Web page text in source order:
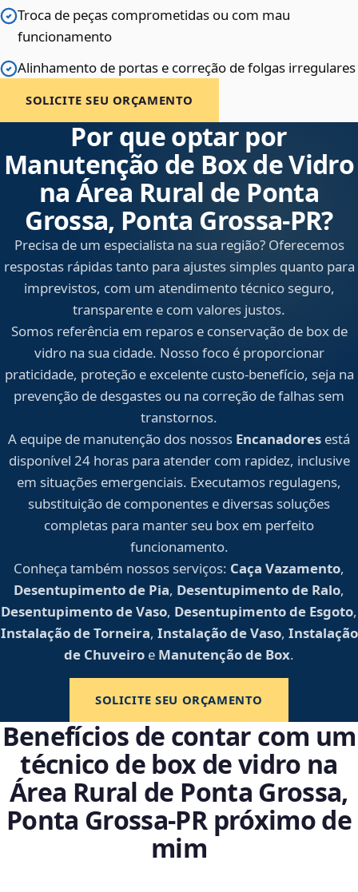
Troca de peças comprometidas ou com mau
funcionamento
Alinhamento de portas e correção de folgas irregulares
SOLICITE SEU ORÇAMENTO
Por que optar por
Manutenção de Box de Vidro
na Área Rural de Ponta
Grossa, Ponta Grossa‑PR?
Precisa de um especialista na sua região? Oferecemos
respostas rápidas tanto para ajustes simples quanto para
imprevistos, com um atendimento técnico seguro,
transparente e com valores justos.
Somos referência em reparos e conservação de box de
vidro na sua cidade. Nosso foco é proporcionar
praticidade, proteção e excelente custo-benefício, seja na
prevenção de desgastes ou na correção de falhas sem
transtornos.
A equipe de manutenção dos nossos Encanadores está
disponível 24 horas para atender com rapidez, inclusive
em situações emergenciais. Executamos regulagens,
substituição de componentes e diversas soluções
completas para manter seu box em perfeito
funcionamento.
Conheça também nossos serviços: Caça Vazamento,
Desentupimento de Pia, Desentupimento de Ralo,
Desentupimento de Vaso, Desentupimento de Esgoto,
Instalação de Torneira, Instalação de Vaso, Instalação
de Chuveiro e Manutenção de Box.
SOLICITE SEU ORÇAMENTO
Benefícios de contar com um
técnico de box de vidro na
Área Rural de Ponta Grossa,
Ponta Grossa‑PR próximo de
mim